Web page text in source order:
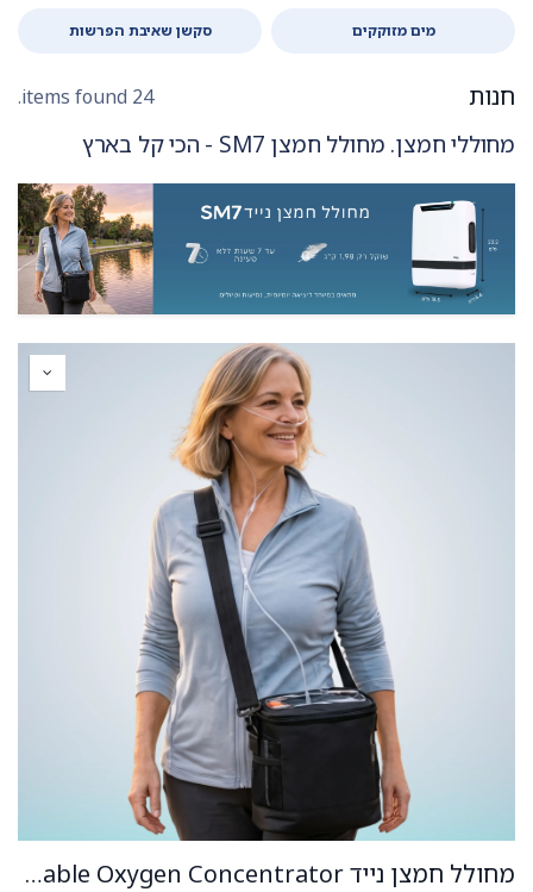
מים מזוקקים סקשן שאיבת הפרשות
חנות 24 items found.
מחוללי חמצן. מחולל חמצן SM7 - הכי קל בארץ
מחולל חמצן נייד SM7. Portable Oxygen Concentrator. משקל 1.98 ק"ג. עד 7 שעות סוללה. טכנולוגיית Pulse Flow. ס.מדיק יבוא